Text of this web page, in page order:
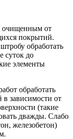
очищенным от
покрытий.
обработать
суток до
элементы
обработать
в зависимости от
(такие
дважды. Слабо
железобетон)